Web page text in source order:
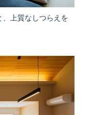
上質なしつらえを